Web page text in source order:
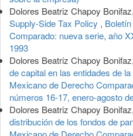
Dolores Beatriz Chapoy Bonifaz,
Supply-Side Tax Policy ,
Comparado: nueva serie, año
1993
Dolores Beatriz Chapoy Bonifaz,
de capital en las entidades de
Mexicano de Derecho
números 16-17, enero-agosto
Dolores Beatriz Chapoy Bonifaz,
distribución de los fondos de